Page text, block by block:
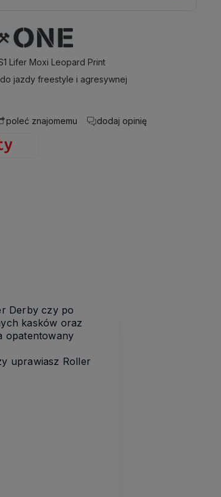
Lifer Moxi Leopard Print
jazdy freestyle i agresywnej
poleć znajomemu dodaj opinię
Derby czy po
kasków oraz
opatentowany
uprawiasz Roller